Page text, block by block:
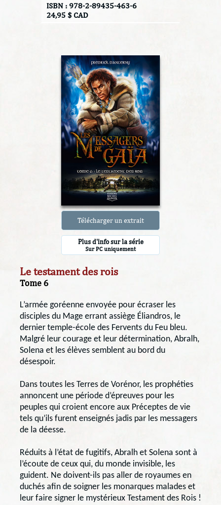
ISBN : 978-2-89435-463-6
24,95 $ CAD
Télécharger un extrait
Plus d'info sur la série
Sur PC uniquement
Le testament des rois
Tome 6
L’armée goréenne envoyée pour écraser les
disciples du Mage errant assiège Éliandros, le
dernier temple-école des Fervents du Feu bleu.
Malgré leur courage et leur détermination, Abralh,
Solena et les élèves semblent au bord du
désespoir.
Dans toutes les Terres de Vorénor, les prophéties
annoncent une période d’épreuves pour les
peuples qui croient encore aux Préceptes de vie
tels qu’ils furent enseignés jadis par les messagers
de la déesse.
Réduits à l’état de fugitifs, Abralh et Solena sont à
l’écoute de ceux qui, du monde invisible, les
guident. Ne doivent-ils pas aller de royaumes en
duchés afin de soigner les monarques malades et
leur faire signer le mystérieux Testament des Rois !